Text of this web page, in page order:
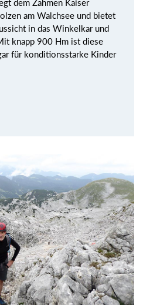
dem Zahmen Kaiser
am Walchsee und bietet
in das Winkelkar und
knapp 900 Hm ist diese
für konditionsstarke Kinder